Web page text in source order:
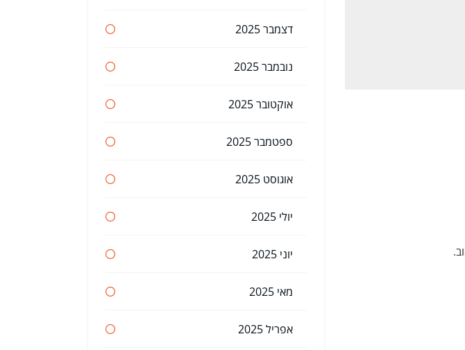
דצמבר 2025
נובמבר 2025
אוקטובר 2025
ספטמבר 2025
אוגוסט 2025
יולי 2025
יוני 2025
מאי 2025
אפריל 2025